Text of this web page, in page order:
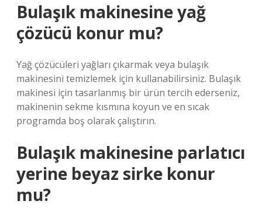
Bulaşık makinesine yağ
çözücü konur mu?
Yağ çözücüleri yağları çıkarmak veya bulaşık
makinesini temizlemek için kullanabilirsiniz. Bulaşık
makinesi için tasarlanmış bir ürün tercih ederseniz,
makinenin sekme kısmına koyun ve en sıcak
programda boş olarak çalıştırın.
Bulaşık makinesine parlatıcı
yerine beyaz sirke konur
mu?